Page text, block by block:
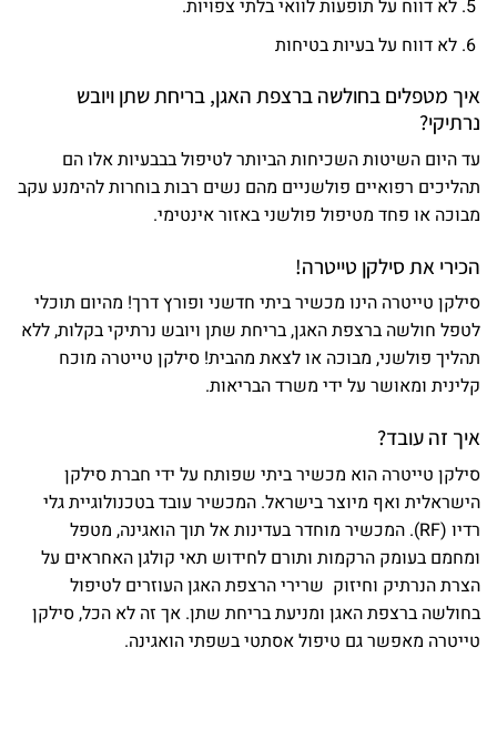
לא דווח על תופעות לוואי בלתי צפויות.
לא דווח על בעיות בטיחות
איך מטפלים בחולשה ברצפת האגן, בריחת שתן ויובש
נרתיקי?
עד היום השיטות השכיחות הביותר לטיפול בבבעיות אלו הם
תהליכים רפואיים פולשניים מהם נשים רבות בוחרות להימנע עקב
מבוכה או פחד מטיפול פולשני באזור אינטימי.
הכירי את סילקן טייטרה!
סילקן טייטרה הינו מכשיר ביתי חדשני ופורץ דרך! מהיום תוכלי
לטפל חולשה ברצפת האגן, בריחת שתן ויובש נרתיקי בקלות, ללא
תהליך פולשני, מבוכה או לצאת מהבית! סילקן טייטרה מוכח
קלינית ומאושר על ידי משרד הבריאות.
איך זה עובד?
סילקן טייטרה הוא מכשיר ביתי שפותח על ידי חברת סילקן
הישראלית ואף מיוצר בישראל. המכשיר עובד בטכנולוגיית גלי
רדיו (RF). המכשיר מוחדר בעדינות אל תוך הואגינה, מטפל
ומחמם בעומק הרקמות ותורם לחידוש תאי קולגן האחראים על
הצרת הנרתיק וחיזוק שרירי הרצפת האגן העוזרים לטיפול
בחולשה ברצפת האגן ומניעת בריחת שתן. אך זה לא הכל, סילקן
טייטרה מאפשר גם טיפול אסתטי בשפתי הואגינה.